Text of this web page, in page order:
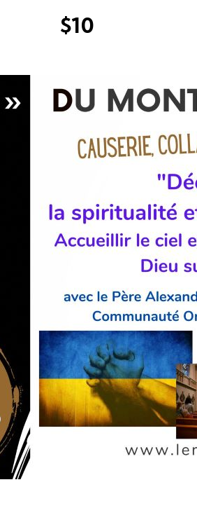
$10